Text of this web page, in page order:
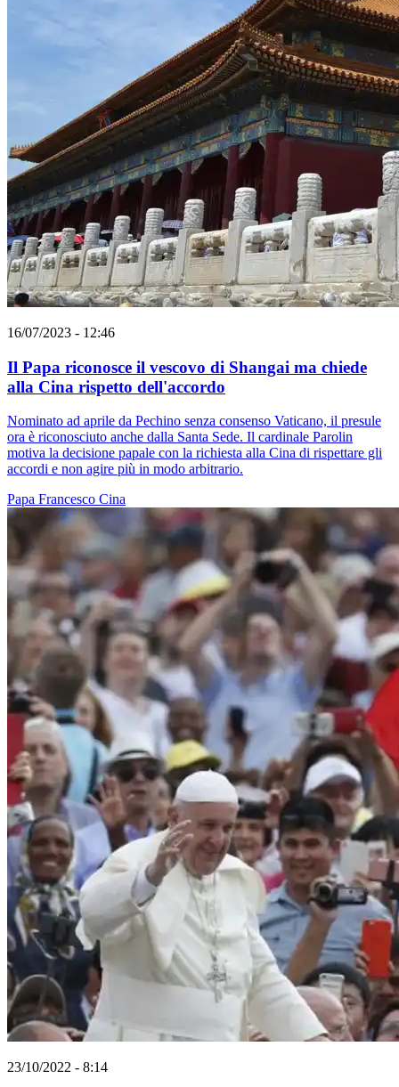
16/07/2023 - 12:46
Il Papa riconosce il vescovo di Shangai ma chiede
alla Cina rispetto dell'accordo
Nominato ad aprile da Pechino senza consenso Vaticano, il presule
ora è riconosciuto anche dalla Santa Sede. Il cardinale Parolin
motiva la decisione papale con la richiesta alla Cina di rispettare gli
accordi e non agire più in modo arbitrario.
Papa Francesco Cina
23/10/2022 - 8:14